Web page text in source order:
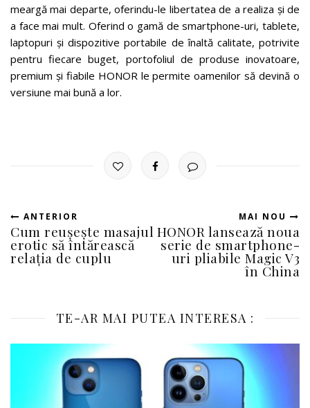
meargă mai departe, oferindu-le libertatea de a realiza și de
a face mai mult. Oferind o gamă de smartphone-uri, tablete,
laptopuri și dispozitive portabile de înaltă calitate, potrivite
pentru fiecare buget, portofoliul de produse inovatoare,
premium și fiabile HONOR le permite oamenilor să devină o
versiune mai bună a lor.
ANTERIOR
Cum reușește masajul
erotic să întărească
relația de cuplu
MAI NOU
HONOR lansează noua
serie de smartphone-
uri pliabile Magic V3
în China
TE-AR MAI PUTEA INTERESA :